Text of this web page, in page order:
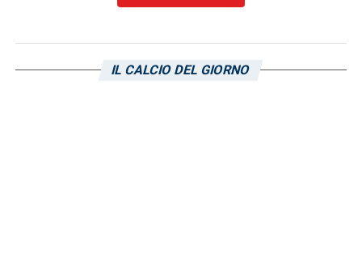
L’identikit perfetto per Inzaghi che
vuole la velocità di Luvumbo
IL CALCIO DEL GIORNO